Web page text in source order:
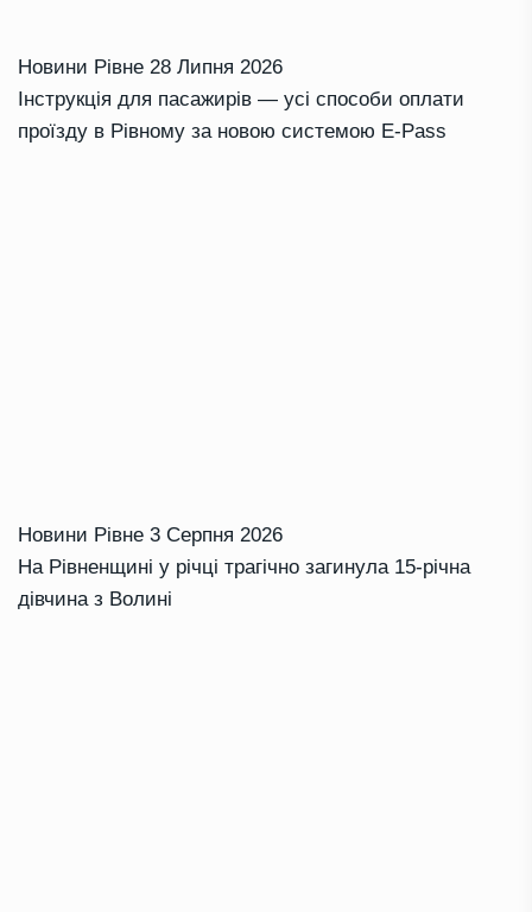
Новини Рівне 28 Липня 2026
Інструкція для пасажирів — усі способи оплати
проїзду в Рівному за новою системою E-Pass
Новини Рівне 3 Серпня 2026
На Рівненщині у річці трагічно загинула 15-річна
дівчина з Волині